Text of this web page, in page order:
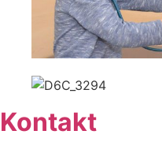
Kontakt